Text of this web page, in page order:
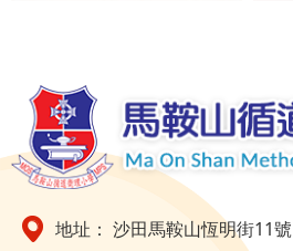
地址： 沙田馬鞍山恆明街11號